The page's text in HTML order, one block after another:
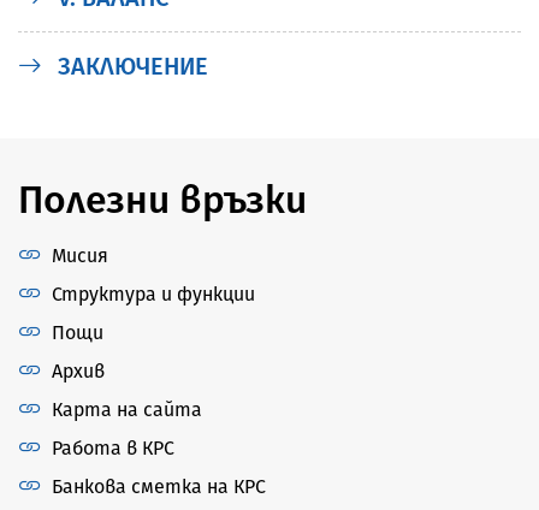
ЗАКЛЮЧЕНИЕ
Полезни връзки
Мисия
Структура и функции
Пощи
Архив
Карта на сайта
Работа в КРС
Банкова сметка на КРС